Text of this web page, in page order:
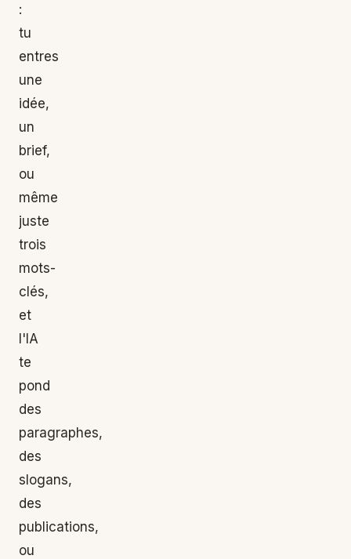
:
tu
entres
une
idée,
un
brief,
ou
même
juste
trois
mots-
clés,
et
l'IA
te
pond
des
paragraphes,
des
slogans,
des
publications,
ou